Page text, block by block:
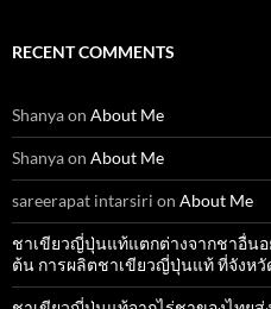
RECENT COMMENTS
Shanyaon About Me
Shanyaon About Me
sareerapat intarsiri on About Me
ชาเขียวญี่ปุ่นแท้แตกต่างจากชาอื่นอ
ต้น การผลิตชาเขียวญี่ปุ่นแท้ ที่จังหวั